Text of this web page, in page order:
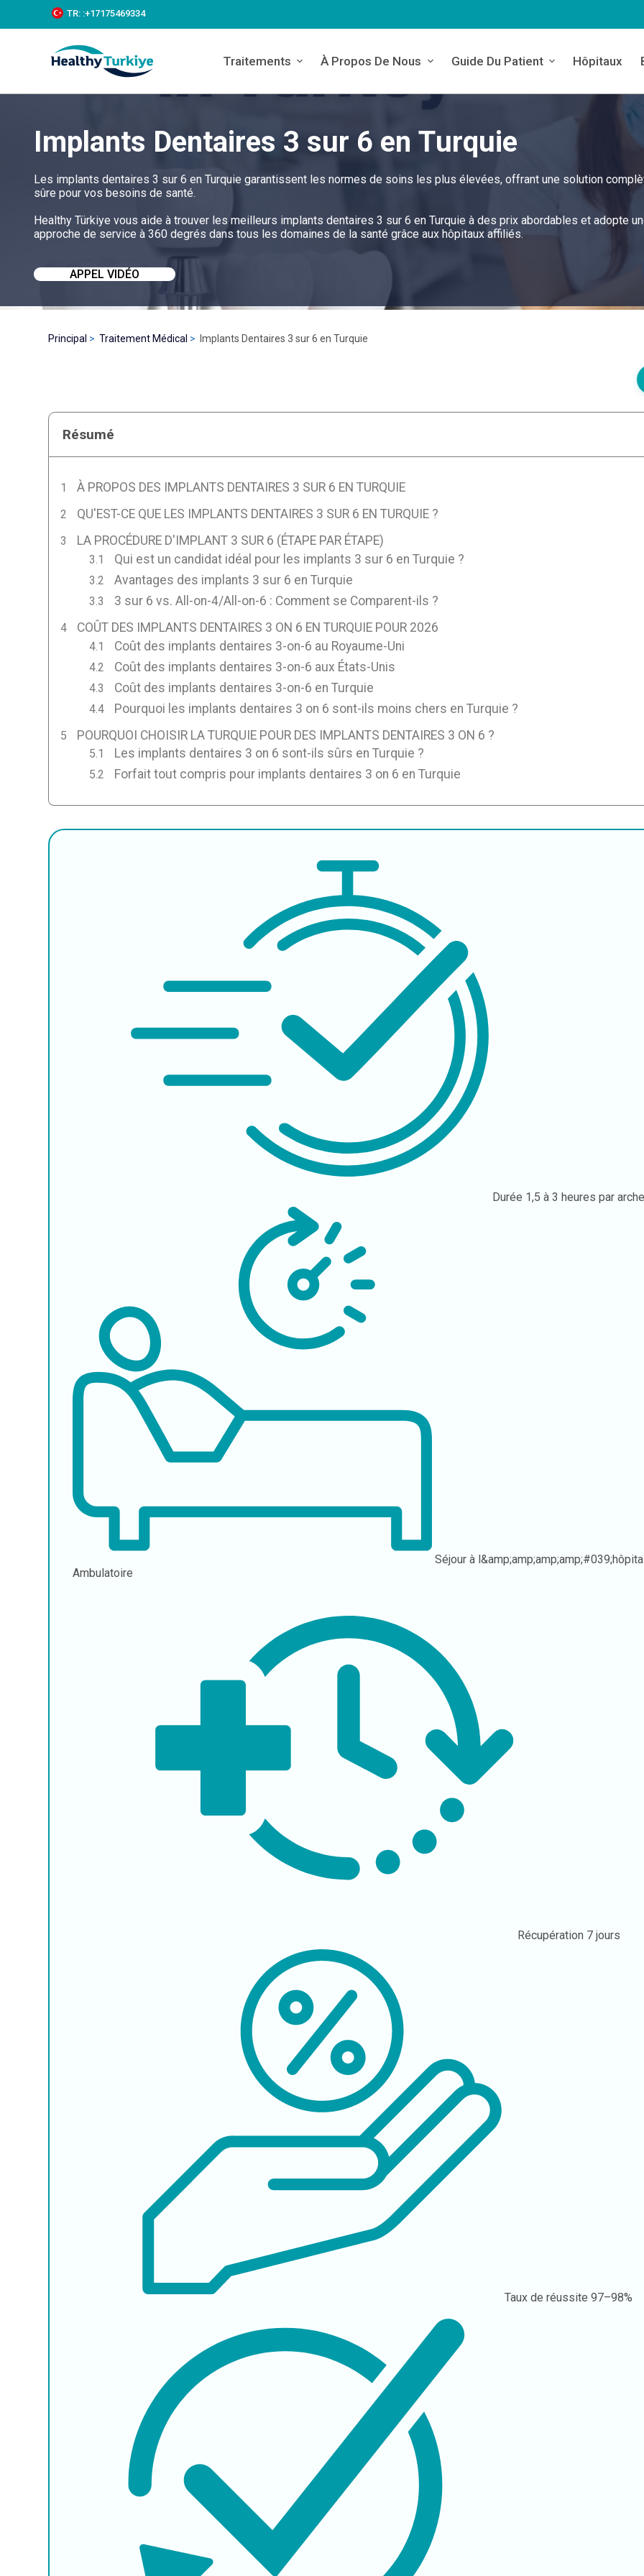
k
c
TR: :+‪17175469334‬
Traitements À Propos De Nous Guide Du Patient Hôpitaux
Implants Dentaires 3 sur 6 en Turquie
Les implants dentaires 3 sur 6 en Turquie garantissent les normes de soins les plus élevées, offrant une solution
sûre pour vos besoins de santé.
Healthy Türkiye vous aide à trouver les meilleurs implants dentaires 3 sur 6 en Turquie à des prix abordables et adopte
approche de service à 360 degrés dans tous les domaines de la santé grâce aux hôpitaux affiliés.
APPEL VIDÉO
Principal Traitement Médical Implants Dentaires 3 sur 6 en Turquie
Résumé
À PROPOS DES IMPLANTS DENTAIRES 3 SUR 6 EN TURQUIE
QU'EST-CE QUE LES IMPLANTS DENTAIRES 3 SUR 6 EN TURQUIE ?
LA PROCÉDURE D'IMPLANT 3 SUR 6 (ÉTAPE PAR ÉTAPE)
Qui est un candidat idéal pour les implants 3 sur 6 en Turquie ?
Avantages des implants 3 sur 6 en Turquie
3 sur 6 vs. All-on-4/All-on-6 : Comment se Comparent-ils ?
COÛT DES IMPLANTS DENTAIRES 3 ON 6 EN TURQUIE POUR 2026
Coût des implants dentaires 3-on-6 au Royaume-Uni
Coût des implants dentaires 3-on-6 aux États-Unis
Coût des implants dentaires 3-on-6 en Turquie
Pourquoi les implants dentaires 3 on 6 sont-ils moins chers en Turquie ?
POURQUOI CHOISIR LA TURQUIE POUR DES IMPLANTS DENTAIRES 3 ON 6 ?
Les implants dentaires 3 on 6 sont-ils sûrs en Turquie ?
Forfait tout compris pour implants dentaires 3 on 6 en Turquie
Durée 1,5 à 3 heures par
Séjour à
Ambulatoire
Récupération 7 jours
Taux de réussite97–98%